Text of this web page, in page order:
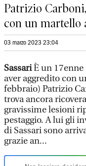
Patrizio
con un martello
03 marzo 2023 23:04
SassariÈ un
aver aggredito con
febbraio) Patrizio
trova ancora
gravissime lesioni
pestaggio. A lui gli
di Sassari sono
grazie an...